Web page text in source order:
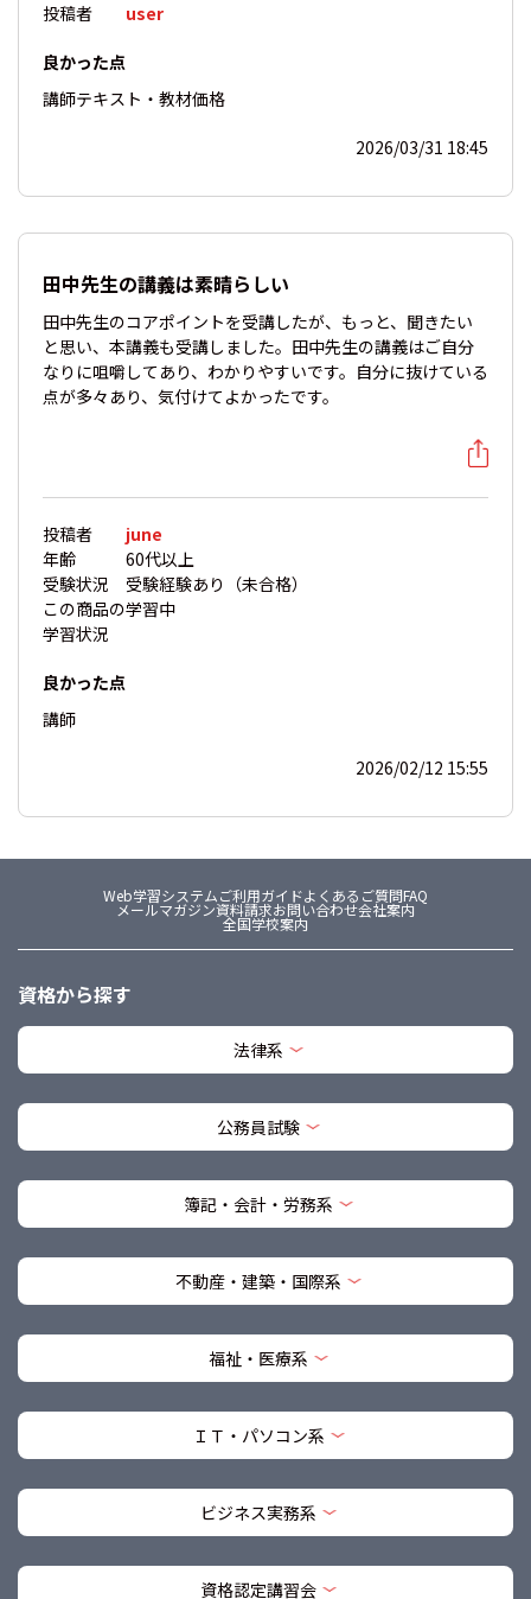
投稿者 user
良かった点
講師テキスト・教材価格
2026/03/31 18:45
田中先生の講義は素晴らしい
田中先生のコアポイントを受講したが、もっと、聞きたい
と思い、本講義も受講しました。田中先生の講義はご自分
なりに咀嚼してあり、わかりやすいです。自分に抜けている
点が多々あり、気付けてよかったです。
投稿者
june
年齢
60代以上
受験状況
受験経験あり（未合格）
この商品の
学習状況
学習中
良かった点
講師
2026/02/12 15:55
Web学習システムご利用ガイドよくあるご質問FAQ
メールマガジン資料請求お問い合わせ会社案内
全国学校案内
資格から探す
法律系
公務員試験
簿記・会計・労務系
不動産・建築・国際系
福祉・医療系
ＩＴ・パソコン系
ビジネス実務系
資格認定講習会